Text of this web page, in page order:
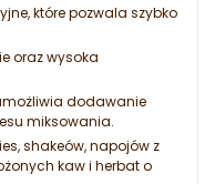
które pozwala szybko
oraz wysoka
dodawanie
miksowania.
shakeów, napojów z
kaw i herbat o